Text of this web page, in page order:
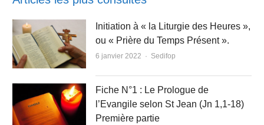
Initiation à « la Liturgie des Heures »,
ou « Prière du Temps Présent ».
6 janvier 2022 Author
Sedifop
Fiche N°1 : Le Prologue de
l’Evangile selon St Jean (Jn 1,1-18)
Première partie